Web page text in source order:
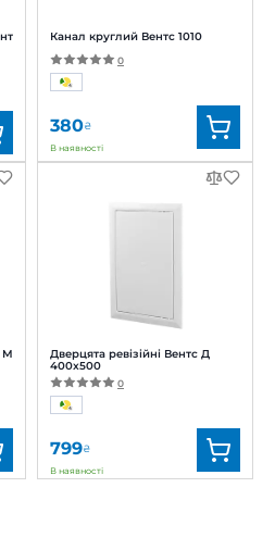
М
Канал круглий Вентс 1010
0
380₴
В наявності
Вентс
Артикул: 0000224929
Дверцята ревізійні Вентс Д
400x500
0
799₴
В наявності